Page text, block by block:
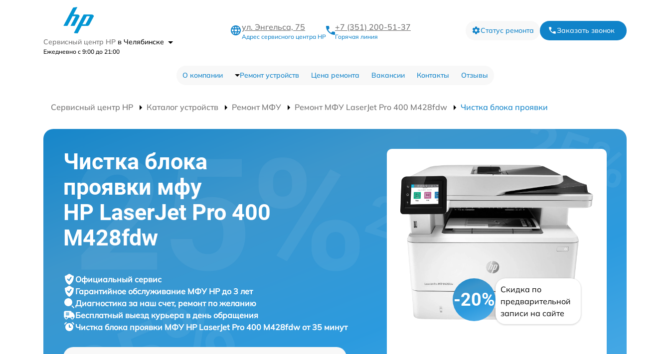
Сервисный центр HP в Челябинске
Ежедневно с 9:00 до 21:00
ул. Энгельса, 75
Адрес сервисного центра HP
+7 (351) 200-51-37
Горячая линия
Статус ремонта Заказать звонок
О компании Ремонт устройств Цена ремонта Вакансии Контакты Отзывы
Сервисный центр HP Каталог устройств Ремонт МФУ Ремонт МФУ LaserJet Pro 400 M428fdw Чистка блока проявки
Чистка блока
проявки мфу
HP LaserJet Pro 400
M428fdw
Официальный сервис
Гарантийное обслуживание МФУ HP до 3 лет
Диагностика за наш счет, ремонт по желанию
Бесплатный выезд курьера в день обращения
Чистка блока проявки МФУ HP LaserJet Pro 400 M428fdw от 35 минут
-20%
Скидка по
предварительной
записи на сайте